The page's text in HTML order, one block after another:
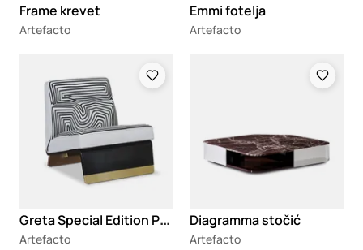
Frame krevet
Artefacto
Emmi fotelja
Artefacto
G
reta Special Edition Printed fotelja
Artefacto
Diagramma stočić
Artefacto